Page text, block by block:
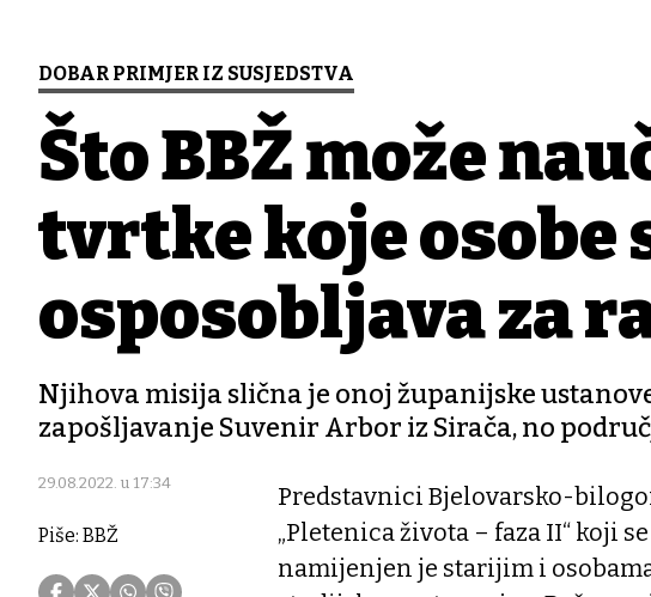
DOBAR PRIMJER IZ SUSJEDSTVA
Što BBŽ može
tvrtke koje
osposobljava za
Njihova misija slična je onoj županijske
zapošljavanje Suvenir Arbor iz Sirača, no
29.08.2022. u 17:34
Piše: BBŽ
Predstavnici Bjelovarsko-
„Pletenica života – faza II“ koji
namijenjen je starijim i